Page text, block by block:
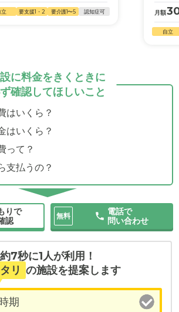
立 要支援1・2 要介護1〜5 認知症可 月額
自立
に料金をきくときに
確認してほしいこと
はいくら？
はいくら？
って？
支払うの？
りで
認
無料
電話で
問い合わせ
約7秒に1人が利用！
リ の施設を提案します